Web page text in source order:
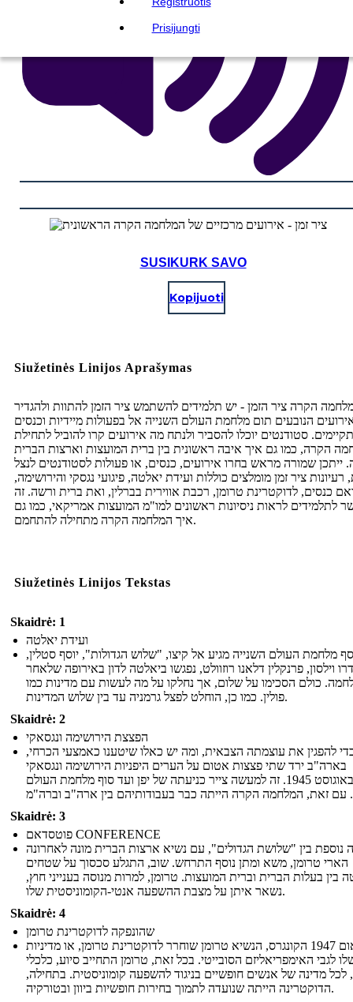
Prisijungti
SUSIKURK SAVO
Kopijuoti
Siužetinės Linijos Aprašymas
הקרה ציר הזמן - יש תלמידים להשתמש ציר הזמן להתוות ולהגדיר
הנובעים תום מלחמת העולם השנייה אל בפעולות מיידיות וכנסים
סטודנטים יוכלו להסביר ולנתח מה אירועים קרו להוביל לתחילת
הקרה, כמו גם איך איבה ראשונית בין ברית המועצות וארצות הברית
ייתכן שמורה מראש בחרו אירועים, כנסים, או פעולות לסטודנטים לנצל
רעיונות ציר זמן מומלצים כוללות ועידת יאלטה, פיגועי נגסקי והירושימה,
כנסים, לדוקטרינת טרומן, רכבת אווירית בברלין, ואת ברית ורשה. זה
לתלמידים לראות ניסיונות ראשונים למו"מ המועצות אמריקאי, כמו גם
איך המלחמה הקרה מתחילה להתחמם.
Siužetinės Linijos Tekstas
Skaidrė: 1
ועידת יאלטה
מלחמת העולם השנייה מגיע אל קיצו, "שלוש הגדולות", יוסף סטלין,
וילסון, פרנקלין דלאנו רוזוולט, נפגשו ביאלטה לדון באירופה שלאחר
כולם הסכימו על שלום, אך נחלקו על מה לעשות עם מדינות כמו
פולין. כמו כן, הוחלט לפצל גרמניה עד בין שלוש המדינות.
Skaidrė: 2
הפצצת הירושימה ונגסאקי
להפגין את עוצמתה הצבאית, ומה יש כאלו שיטענו כאמצעי הכרחי,
בארה"ב ירד שתי פצצות אטום על הערים היפניות הירושימה ונגסאקי
באוגוסט 1945. זה למעשה צייר כניעתה של יפן ועד סוף מלחמת העולם
עם זאת, המלחמה הקרה הייתה כבר בעבודותיהם בין ארה"ב וברה"מ
Skaidrė: 3
פוטסדאם CONFERENCE
נוספת בין "שלושת הגדולים", עם נשיא ארצות הברית מונה לאחרונה
הארי טרומן, משא ומתן נוסף התרחש. שוב, התגלע סכסוך על שטחים
בין בעלות הברית וברית המועצות. טרומן, למרות מנוסה בענייני חוץ,
נשאר איתן על מצבת ההשפעה אנטי-הקומוניסטית שלו.
Skaidrė: 4
שהונפקה לדוקטרינת טרומן
בנאום 1947 הקונגרס, הנשיא טרומן שוחרר לדוקטרינת טרומן, או מדיניות
לגבי האימפריאליזם הסובייטי. בכל זאת, טרומן התחייב סיוע, כלכלי
לכל מדינה של אנשים חופשיים בניגוד להשפעה קומוניסטית. בתחילה,
הדוקטרינה הייתה שנועדה לתמוך בחירות חופשיות ביוון ובטורקיה.